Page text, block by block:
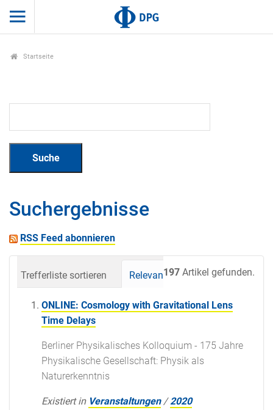
Startseite
Suchergebnisse
RSS Feed abonnieren
197 Artikel gefunden.
Trefferliste sortieren Relevanz Datum
ONLINE: Cosmology with Gravitational Lens
Time Delays
Berliner Physikalisches Kolloquium - 175 Jahre
Physikalische Gesellschaft: Physik als
Naturerkenntnis
Existiert in Veranstaltungen /2020